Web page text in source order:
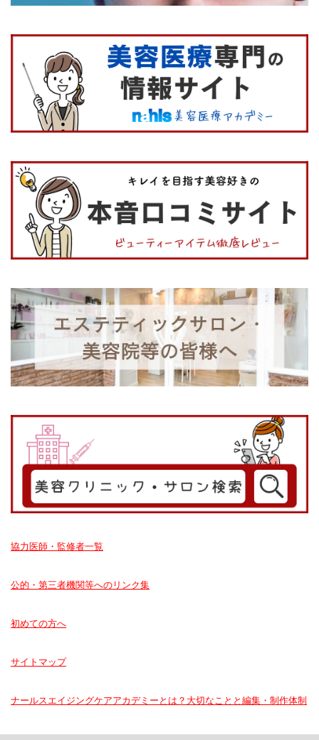
協力医師・監修者一覧
公的・第三者機関等へのリンク集
初めての方へ
サイトマップ
ナールスエイジングケアアカデミーとは？大切なことと編集・制作体制